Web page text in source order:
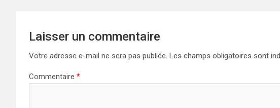
Laisser un commentaire
Votre adresse e-mail ne sera pas publiée. Les champs obligatoires sont
Commentaire *